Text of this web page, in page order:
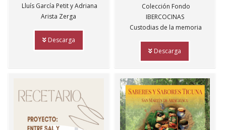
Lluís García Petit y Adriana
Arista Zerga
Descarga
Colección Fondo
IBERCOCINAS
Custodias de la memoria
Descarga